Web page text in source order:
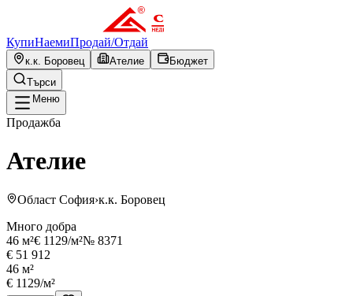
КупиНаемиПродай/Отдай
к.к. Боровец Ателие
Бюджет
Търси
Меню
Продажба
Ателие
Област София›к.к. Боровец
Много добра
46 м²€ 1129/м²№ 8371
€ 51 912
46 м²
€ 1129/м²